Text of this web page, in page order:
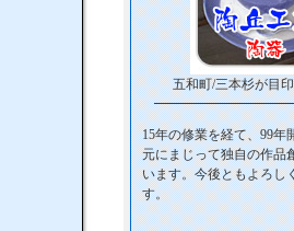
五和町/三本杉が目
15年の修業を経て、99年
元にまじって独自の作品
います。今後ともよろし
す。